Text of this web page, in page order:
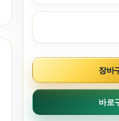
바로
장바